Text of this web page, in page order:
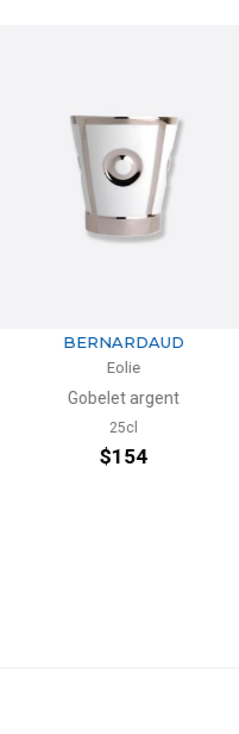
BERNARDAUD
Eolie
Gobelet noir argent
$154